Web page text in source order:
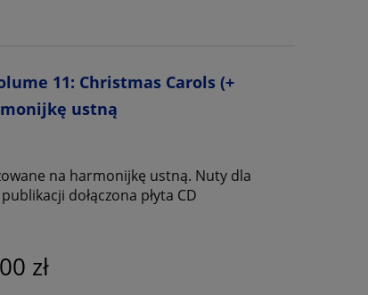
11: Christmas Carols (+
ustną
na harmonijkę ustną. Nuty dla
dołączona płyta CD
zł